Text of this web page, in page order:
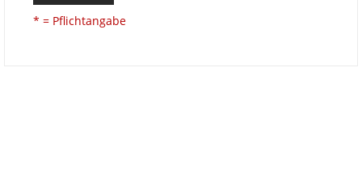
* = Pflichtangabe